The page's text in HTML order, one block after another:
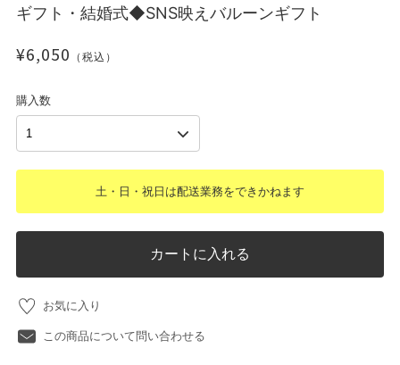
ギフト・結婚式◆SNS映えバルーンギフト
¥6,050 （税込）
購入数
土・日・祝日は配送業務をできかねます
カートに入れる
お気に入り
この商品について問い合わせる